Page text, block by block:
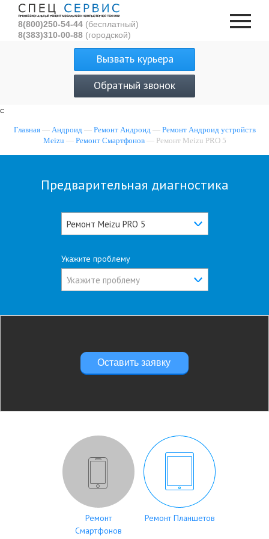
с
8(800)250-54-44 (бесплатный)
8(383)310-00-88 (городской)
Вызвать курьера
Обратный звонок
Главная— Андроид — Ремонт Андроид — Ремонт Андроид устройств
Meizu — Ремонт Смартфонов— Ремонт Meizu PRO 5
Предварительная диагностика
Ремонт Meizu PRO 5
Укажите проблему
Укажите проблему
Оставить заявку
Ремонт
Смартфонов
Ремонт Планшетов